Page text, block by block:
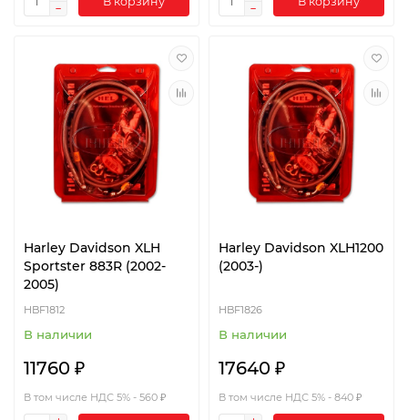
Harley Davidson XLH
Sportster 883R (2002-
2005)
HBF1812
В наличии
11760 ₽
В том числе НДС 5% - 560 ₽
Harley Davidson XLH1200
(2003-)
HBF1826
В наличии
17640 ₽
В том числе НДС 5% - 840 ₽